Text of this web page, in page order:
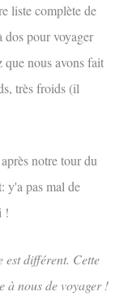
liste complète de
dos pour voyager
que nous avons fait
très froids (il
notre tour du
y'a pas mal de
!
est différent. Cette
à nous de voyager !